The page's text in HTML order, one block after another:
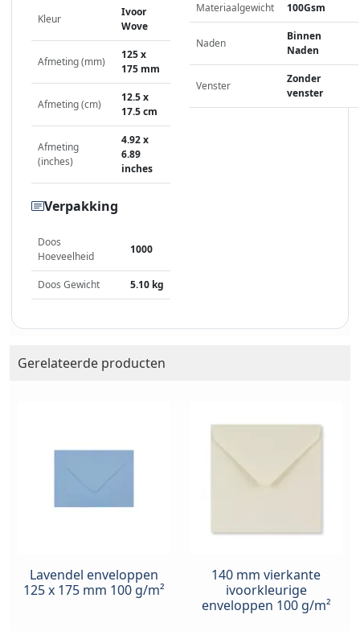
Kleur
Ivoor
Wove
Afmeting (mm)
125 x
175 mm
Afmeting (cm)
12.5 x
17.5 cm
Afmeting
(inches)
4.92 x
6.89
inches
Materiaalgewicht 100Gsm
Naden
Binnen
Naden
Venster
Zonder
venster
Verpakking
Doos
Hoeveelheid
1000
Doos Gewicht 5.10 kg
Gerelateerde producten
Lavendel enveloppen
125 x 175 mm 100 g/m²
140 mm vierkante
ivoorkleurige
enveloppen 100 g/m²